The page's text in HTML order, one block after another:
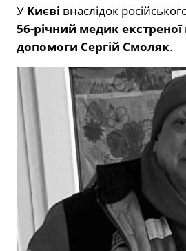
У Києві внаслідок
56-річний медик
допомоги Сергій Смоляк.